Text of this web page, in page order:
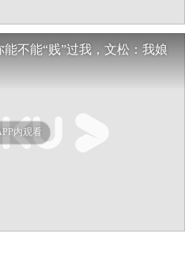
不能“贱”过我，文松：我娘
内观看